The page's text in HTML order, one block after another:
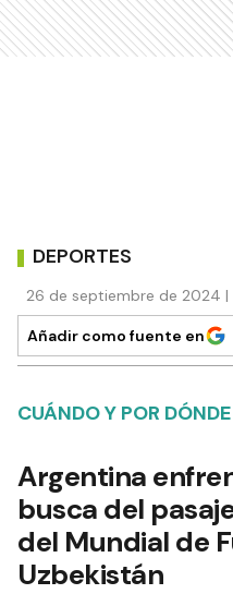
DEPORTES
26 de septiembre de 2024
Añadir como fuente en
CUÁNDO Y POR
Argentina
busca del
del Mundial de
Uzbekistán